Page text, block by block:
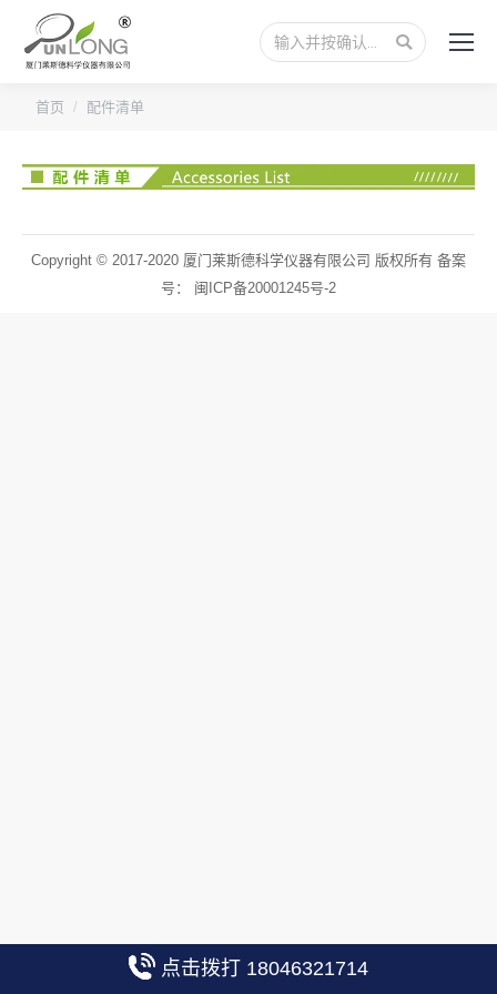
搜
索：
您的位置：
首页 配件清单
Copyright © 2017-2020 厦门莱斯德科学仪器有限公司 版权所有 备案
号： 闽ICP备20001245号-2
点击拨打 18046321714